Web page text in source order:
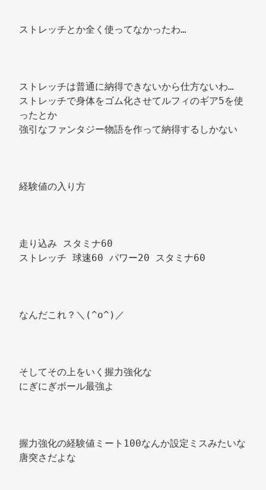
ストレッチとか全く使ってなかったわ…
ストレッチは普通に納得できないから仕方ないわ…
ストレッチで身体をゴム化させてルフィのギア5を使
ったとか
強引なファンタジー物語を作って納得するしかない
経験値の入り方
走り込み スタミナ60
ストレッチ 球速60 パワー20 スタミナ60
なんだこれ？＼(^o^)／
そしてその上をいく握力強化な
にぎにぎボール最強よ
握力強化の経験値ミート100なんか設定ミスみたいな
唐突さだよな